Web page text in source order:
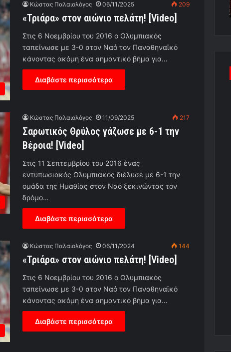
Κώστας Παλαιολόγος 06/11/2025 209
«Τριάρα» στον αιώνιο πελάτη! [Video]
Στις 6 Νοεμβρίου του 2016 ο Ολυμπιακός
ταπείνωσε με 3-0 στον Ναό τον Παναθηναϊκό
κάνοντας ακόμη ένα σημαντικό βήμα για…
Διαβάστε περισσότερα
Κώστας Παλαιολόγος 11/09/2025 217
Σαρωτικός Θρύλος γάζωσε με 6-1 την
Βέροια! [Video]
Στις 11 Σεπτεμβρίου του 2016 ένας
εντυπωσιακός Ολυμπιακός διέλυσε με 6-1 την
ομάδα της Ημαθίας στον Ναό ξεκινώντας τον
δρόμο…
Διαβάστε περισσότερα
Κώστας Παλαιολόγος 06/11/2024 144
«Τριάρα» στον αιώνιο πελάτη! [Video]
Στις 6 Νοεμβρίου του 2016 ο Ολυμπιακός
ταπείνωσε με 3-0 στον Ναό τον Παναθηναϊκό
κάνοντας ακόμη ένα σημαντικό βήμα για…
Διαβάστε περισσότερα